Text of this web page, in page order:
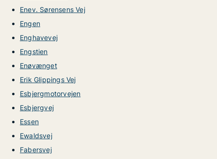
Enev. Sørensens Vej
Engen
Enghavevej
Engstien
Enøvænget
Erik Glippings Vej
Esbjergmotorvejen
Esbjergvej
Essen
Ewaldsvej
Fabersvej